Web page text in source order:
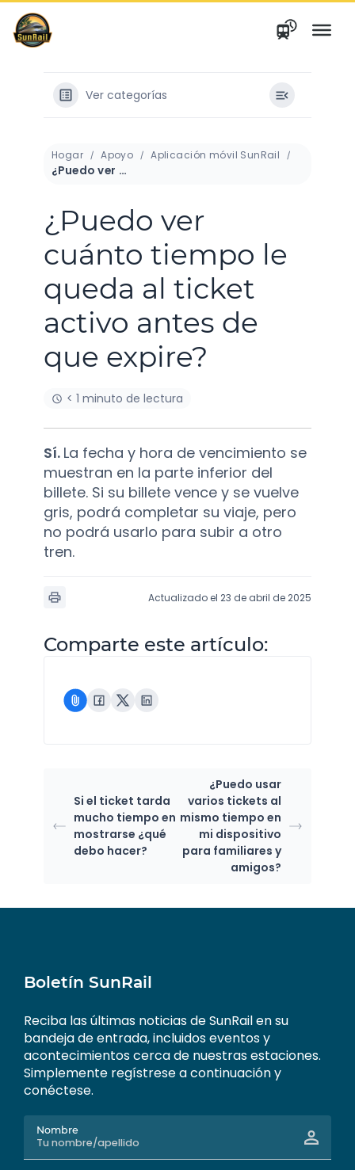
saltar
contenido
Ver categorías
Hogar Apoyo Aplicación móvil SunRail
¿Puedo ver cuánto tiempo le queda al ticket activo antes de que expire?
¿Puedo ver
cuánto tiempo le
queda al ticket
activo antes de
que expire?
< 1 minuto de lectura
Sí. La fecha y hora de vencimiento se
muestran en la parte inferior del
billete. Si su billete vence y se vuelve
gris, podrá completar su viaje, pero
no podrá usarlo para subir a otro
tren.
Actualizado el 23 de abril de 2025
Comparte este artículo:
Si el ticket tarda
mucho tiempo en
mostrarse ¿qué
debo hacer?
¿Puedo usar
varios tickets al
mismo tiempo en
mi dispositivo
para familiares y
amigos?
Boletín SunRail
Reciba las últimas noticias de SunRail en su
bandeja de entrada, incluidos eventos y
acontecimientos cerca de nuestras estaciones.
Simplemente regístrese a continuación y
conéctese.
Nombre